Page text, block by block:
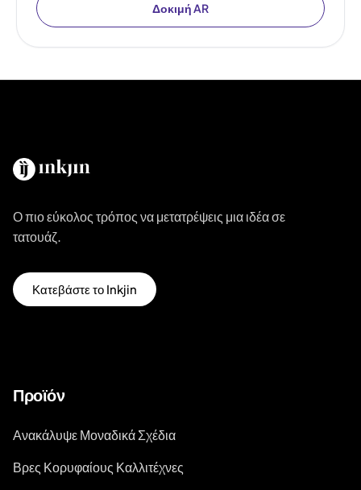
Δοκιμή AR
Ο πιο εύκολος τρόπος να μετατρέψεις μια ιδέα σε
τατουάζ.
Κατεβάστε το Inkjin
Προϊόν
Ανακάλυψε Μοναδικά Σχέδια
Βρες Κορυφαίους Καλλιτέχνες